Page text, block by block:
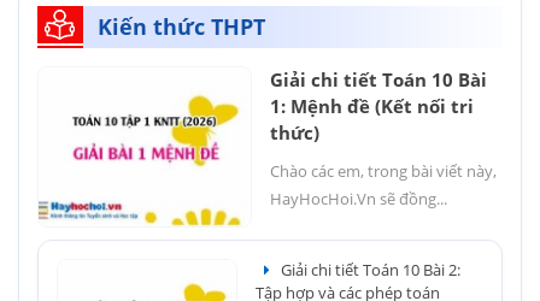
Kiến thức THPT
Giải chi tiết Toán 10 Bài
1: Mệnh đề (Kết nối tri
thức)
Chào các em, trong bài viết này,
HayHocHoi.Vn sẽ đồng...
Giải chi tiết Toán 10 Bài 2:
Tập hợp và các phép toán